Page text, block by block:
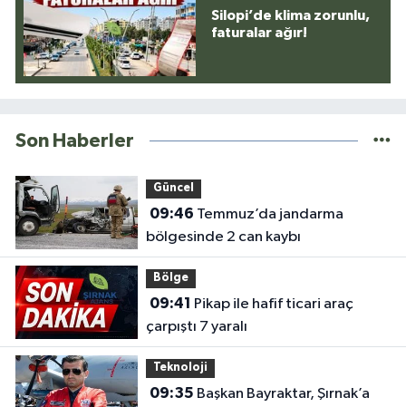
Silopi’de klima zorunlu,
faturalar ağır!
Son Haberler
Güncel
09:46
bölgesinde 2 can kaybı
Bölge
09:41
çarpıştı 7 yaralı
Teknoloji
09:35